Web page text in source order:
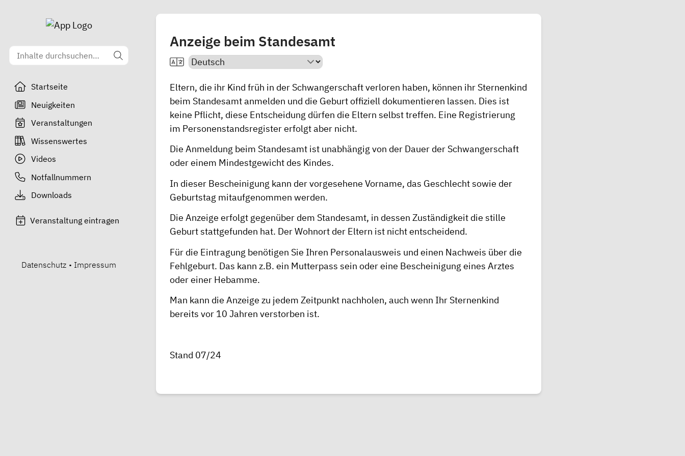
Startseite
Neuigkeiten
Veranstaltungen
Wissenswertes
Videos
Notfallnummern
Downloads
Veranstaltung eintragen
Datenschutz • Impressum
Anzeige beim Standesamt
Eltern, die ihr Kind früh in der Schwangerschaft verloren haben, können ihr Sternenkind
beim Standesamt anmelden und die Geburt offiziell dokumentieren lassen. Dies ist
keine Pflicht, diese Entscheidung dürfen die Eltern selbst treffen. Eine Registrierung
im Personen­standsregister erfolgt aber nicht.
Die Anmeldung beim Standesamt ist unabhängig von der Dauer der Schwangerschaft
oder einem Mindestgewicht des Kindes.
In dieser Bescheinigung kann der vorgesehene Vorname, das Geschlecht sowie der
Geburtstag mitaufgenommen werden.
Die Anzeige erfolgt gegenüber dem Standesamt, in dessen Zuständigkeit die stille
Geburt stattgefunden hat. Der Wohnort der Eltern ist nicht entscheidend.
Für die Eintragung benötigen Sie Ihren Personalausweis und einen Nachweis über die
Fehlgeburt. Das kann z.B. ein Mutterpass sein oder eine Bescheinigung eines Arztes
oder einer Hebamme.
Man kann die Anzeige zu jedem Zeitpunkt nachholen, auch wenn Ihr Sternenkind
bereits vor 10 Jahren verstorben ist.
Stand 07/24